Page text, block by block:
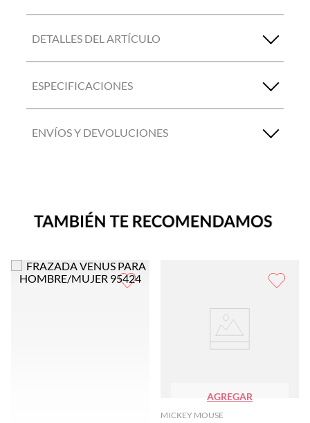
DETALLES DEL ARTÍCULO
ESPECIFICACIONES
ENVÍOS Y DEVOLUCIONES
AGREGAR
MICKEY MOUSE